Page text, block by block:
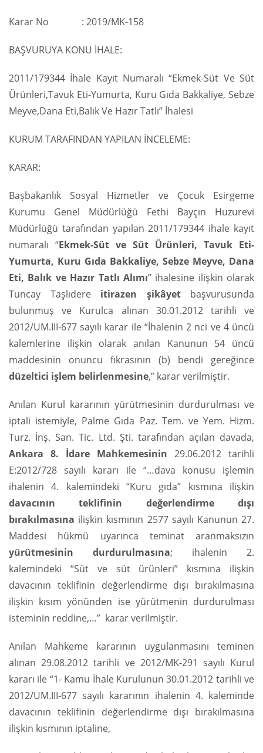
Karar No : 2019/MK-158
BAŞVURUYA KONU İHALE:
2011/179344 İhale Kayıt Numaralı “Ekmek-Süt Ve Süt
Ürünleri,Tavuk Eti-Yumurta, Kuru Gıda Bakkaliye, Sebze
Meyve,Dana Eti,Balık Ve Hazır Tatlı” İhalesi
KURUM TARAFINDAN YAPILAN İNCELEME:
KARAR:
Başbakanlık Sosyal Hizmetler ve Çocuk Esirgeme
Kurumu Genel Müdürlüğü Fethi Bayçın Huzurevi
Müdürlüğü tarafından yapılan 2011/179344 ihale kayıt
numaralı “Ekmek-Süt ve Süt Ürünleri, Tavuk Eti-
Yumurta, Kuru Gıda Bakkaliye, Sebze Meyve, Dana
Eti, Balık ve Hazır Tatlı Alımı” ihalesine ilişkin olarak
Tuncay Taşlıdere itirazen şikâyetbaşvurusunda
bulunmuş ve Kurulca alınan 30.01.2012 tarihli ve
2012/UM.III-677 sayılı karar ile “İhalenin 2 nci ve 4 üncü
kalemlerine ilişkin olarak anılan Kanunun 54 üncü
maddesinin onuncu fıkrasının (b) bendi gereğince
düzeltici işlem belirlenmesine,” karar verilmiştir.
Anılan Kurul kararının yürütmesinin durdurulması ve
iptali istemiyle, Palme Gıda Paz. Tem. ve Yem. Hizm.
Turz. İnş. San. Tic. Ltd. Şti. tarafından açılan davada,
Ankara 8. İdare Mahkemesinin 29.06.2012 tarihli
E:2012/728 sayılı kararı ile “…dava konusu işlemin
ihalenin 4. kalemindeki “Kuru gıda” kısmına ilişkin
davacının teklifinin değerlendirme dışı
bırakılmasına ilişkin kısmının 2577 sayılı Kanunun 27.
Maddesi hükmü uyarınca teminat aranmaksızın
yürütmesinin durdurulmasına; ihalenin 2.
kalemindeki “Süt ve süt ürünleri” kısmına ilişkin
davacının teklifinin değerlendirme dışı bırakılmasına
ilişkin kısım yönünden ise yürütmenin durdurulması
isteminin reddine,…” karar verilmiştir.
Anılan Mahkeme kararının uygulanmasını teminen
alınan 29.08.2012 tarihli ve 2012/MK-291 sayılı Kurul
kararı ile “1- Kamu İhale Kurulunun 30.01.2012 tarihli ve
2012/UM.III-677 sayılı kararının ihalenin 4. kaleminde
davacının teklifinin değerlendirme dışı bırakılmasına
ilişkin kısmının iptaline,